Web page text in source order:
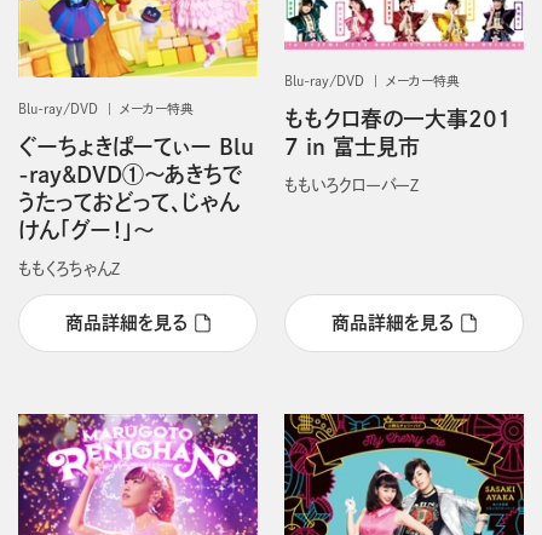
Blu-ray/DVD メーカー特典
ぐーちょきぱーてぃー Blu
-ray&DVD①〜あきちで
うたっておどって、じゃん
けん「グー！」〜
ももくろちゃんＺ
商品詳細を見る
Blu-ray/DVD メーカー特典
ももクロ春の一大事201
7 in 富士見市
ももいろクローバーＺ
商品詳細を見る